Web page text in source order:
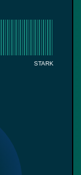
STARK